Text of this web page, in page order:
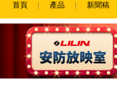
首頁 產品 新聞稿